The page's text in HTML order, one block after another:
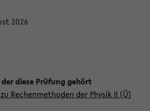
2026
Rechenmethoden der Physik II (Ü)